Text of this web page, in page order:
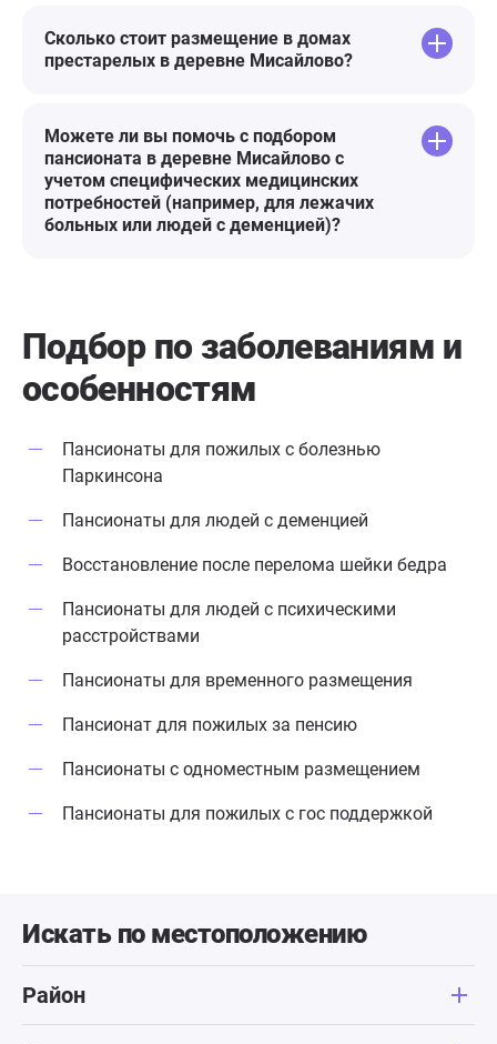
Сколько стоит размещение в домах
престарелых в деревне Мисайлово?
Можете ли вы помочь с подбором
пансионата в деревне Мисайлово с
учетом специфических медицинских
потребностей (например, для лежачих
больных или людей с деменцией)?
Подбор по заболеваниям и
особенностям
Пансионаты для пожилых с болезнью
Паркинсона
Пансионаты для людей с деменцией
Восстановление после перелома шейки бедра
Пансионаты для людей с психическими
расстройствами
Пансионаты для временного размещения
Пансионат для пожилых за пенсию
Пансионаты с одноместным размещением
Пансионаты для пожилых с гос поддержкой
Искать по местоположению
Район